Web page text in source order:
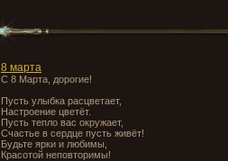
8 марта
С 8 Марта, дорогие!
Пусть улыбка расцветает,
Настроение цветёт.
Пусть тепло вас окружает,
Счастье в сердце пусть живёт!
Будьте ярки и любимы,
Красотой неповторимы!